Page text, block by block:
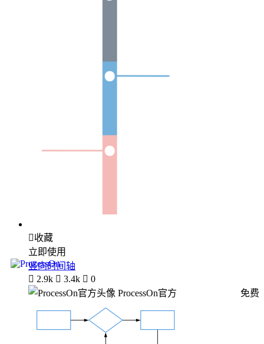
收藏
立即使用
竖向时间轴
 2.9k  3.4k  0
ProcessOn官方
免费